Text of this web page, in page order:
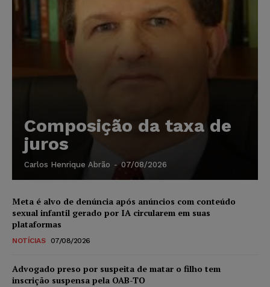
Composição da taxa de
juros
Carlos Henrique Abrão - 07/08/2026
Meta é alvo de denúncia após anúncios com conteúdo
sexual infantil gerado por IA circularem em suas
plataformas
NOTÍCIAS 07/08/2026
Advogado preso por suspeita de matar o filho tem
inscrição suspensa pela OAB-TO